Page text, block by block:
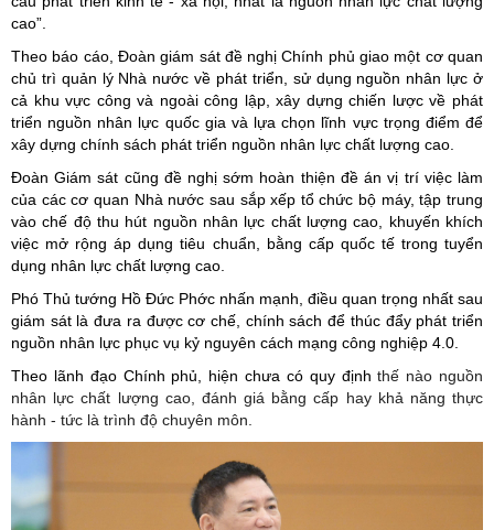
cao”.
Theo báo cáo, Đoàn giám sát đề nghị Chính phủ giao một cơ quan
chủ trì quản lý Nhà nước về phát triển, sử dụng nguồn nhân lực ở
cả khu vực công và ngoài công lập, xây dựng chiến lược về phát
triển nguồn nhân lực quốc gia và lựa chọn lĩnh vực trọng điểm để
xây dựng chính sách phát triển nguồn nhân lực chất lượng cao.
Đoàn Giám sát cũng đề nghị sớm hoàn thiện đề án vị trí việc làm
của các cơ quan Nhà nước sau sắp xếp tổ chức bộ máy, tập trung
vào chế độ thu hút nguồn nhân lực chất lượng cao, khuyến khích
việc mở rộng áp dụng tiêu chuẩn, bằng cấp quốc tế trong tuyển
dụng nhân lực chất lượng cao.
Phó Thủ tướng Hồ Đức Phớc nhấn mạnh, điều quan trọng nhất sau
giám sát là đưa ra được cơ chế, chính sách để thúc đẩy phát triển
nguồn nhân lực phục vụ kỷ nguyên cách mạng công nghiệp 4.0.
Theo lãnh đạo Chính phủ, hiện chưa có quy địnhthế nào nguồn
nhân lực chất lượng cao, đánh giá bằng cấp hay khả năng thực
hành - tức là trình độ chuyên môn.